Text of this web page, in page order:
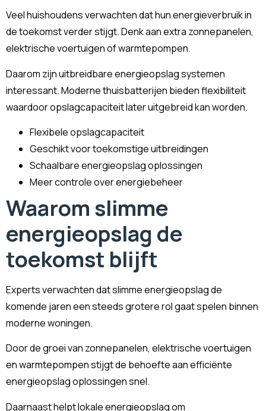
Veel huishoudens verwachten dat hun energieverbruik in
de toekomst verder stijgt. Denk aan extra zonnepanelen,
elektrische voertuigen of warmtepompen.
Daarom zijn uitbreidbare energieopslag systemen
interessant. Moderne thuisbatterijen bieden flexibiliteit
waardoor opslagcapaciteit later uitgebreid kan worden.
Flexibele opslagcapaciteit
Geschikt voor toekomstige uitbreidingen
Schaalbare energieopslag oplossingen
Meer controle over energiebeheer
Waarom slimme
energieopslag de
toekomst blijft
Experts verwachten dat slimme energieopslag de
komende jaren een steeds grotere rol gaat spelen binnen
moderne woningen.
Door de groei van zonnepanelen, elektrische voertuigen
en warmtepompen stijgt de behoefte aan efficiënte
energieopslag oplossingen snel.
Daarnaast helpt lokale energieopslag om